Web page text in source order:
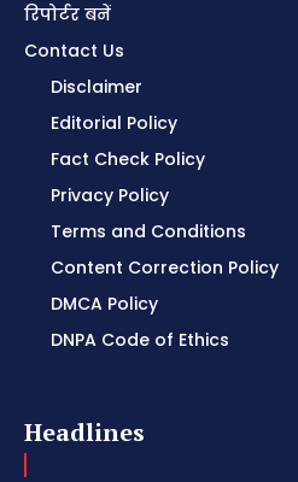
रिपोर्टर बनें
Contact Us
Disclaimer
Editorial Policy
Fact Check Policy
Privacy Policy
Terms and Conditions
Content Correction Policy
DMCA Policy
DNPA Code of Ethics
Headlines